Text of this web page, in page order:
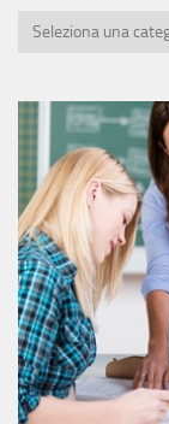
Trovi
tua
città